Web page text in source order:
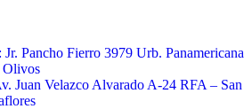
Pancho Fierro 3979 Urb. Panamericana
Olivos
Juan Velazco Alvarado A-24 RFA – San